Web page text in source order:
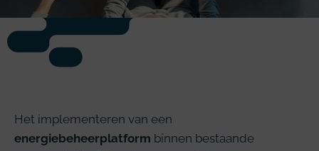
Het implementeren van een
energiebeheerplatform binnen bestaande